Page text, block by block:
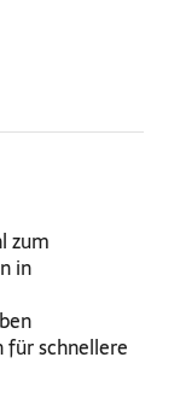
zum
in
für schnellere